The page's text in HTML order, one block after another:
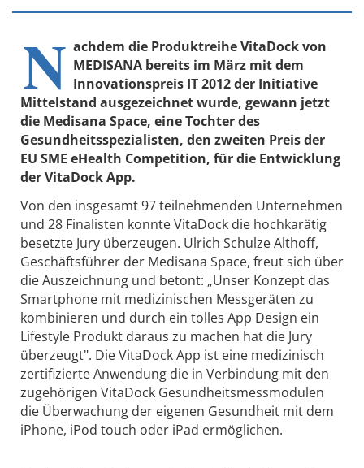
N achdem die Produktreihe VitaDock von
MEDISANA bereits im März mit dem
Innovationspreis IT 2012 der Initiative
Mittelstand ausgezeichnet wurde, gewann jetzt
die Medisana Space, eine Tochter des
Gesundheitsspezialisten, den zweiten Preis der
EU SME eHealth Competition, für die Entwicklung
der VitaDock App.
Von den insgesamt 97 teilnehmenden Unternehmen
und 28 Finalisten konnte VitaDock die hochkarätig
besetzte Jury überzeugen. Ulrich Schulze Althoff,
Geschäftsführer der Medisana Space, freut sich über
die Auszeichnung und betont: „Unser Konzept das
Smartphone mit medizinischen Messgeräten zu
kombinieren und durch ein tolles App Design ein
Lifestyle Produkt daraus zu machen hat die Jury
überzeugt". Die VitaDock App ist eine medizinisch
zertifizierte Anwendung die in Verbindung mit den
zugehörigen VitaDock Gesundheitsmessmodulen
die Überwachung der eigenen Gesundheit mit dem
iPhone, iPod touch oder iPad ermöglichen.